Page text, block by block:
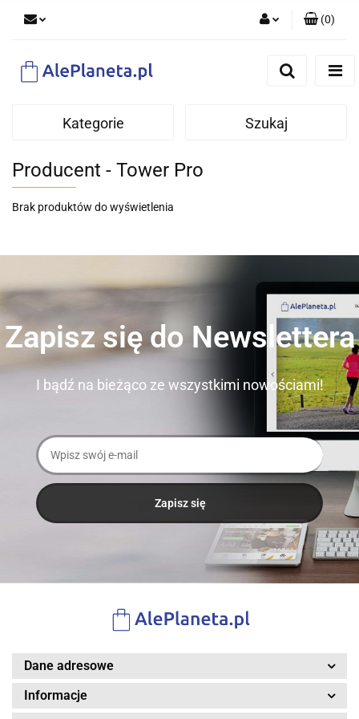
(0)
Kategorie Szukaj
Producent - Tower Pro
Brak produktów do wyświetlenia
Zapisz się do Newslettera
I bądź na bieżąco ze wszystkimi nowościami!
Dane adresowe
Informacje